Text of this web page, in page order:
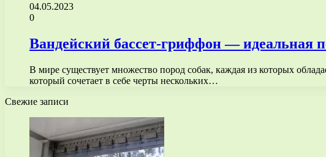
04.05.2023
0
Вандейский бассет-гриффон — идеальная
В мире существует множество пород собак, каждая из которых
который сочетает в себе черты нескольких…
Свежие записи